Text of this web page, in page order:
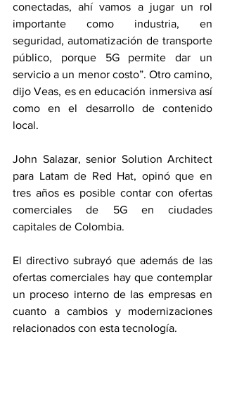
conectadas, ahí vamos a jugar un rol
importante como industria, en
seguridad, automatización de transporte
público, porque 5G permite dar un
servicio a un menor costo”. Otro camino,
dijo Veas, es en educación inmersiva así
como en el desarrollo de contenido
local.
John Salazar, senior Solution Architect
para Latam de Red Hat, opinó que en
tres años es posible contar con ofertas
comerciales de 5G en ciudades
capitales de Colombia.
El directivo subrayó que además de las
ofertas comerciales hay que contemplar
un proceso interno de las empresas en
cuanto a cambios y modernizaciones
relacionados con esta tecnología.